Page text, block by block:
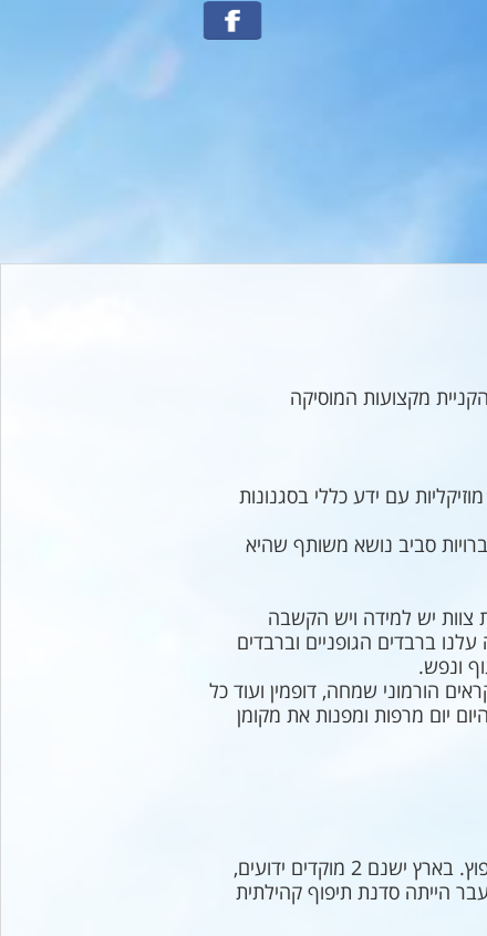
מקצועות המוסיקה
עם ידע כללי בסגנונות
סביב נושא משותף שהיא
ברבדים הגופניים וברבדים
ונפש.
הורמונים שוני הנקראים הורמוני שמחה, דופמין ועוד כל
יום מרפות ומפנות את מקומן
סדנת תיפוף קהילתית נוצרת בקהל שיש לו חיבה ומודעות לנושא או סביב נושא. בחוץ לארץ הדבר מאוד נפוץ. בארץ ישנם 2 מוקדים ידועים,
הייתה סדנת תיפוף קהילתית